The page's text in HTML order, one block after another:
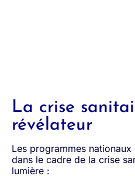
La crise
révélateur
Les programmes nationaux
dans le cadre de la crise
lumière :